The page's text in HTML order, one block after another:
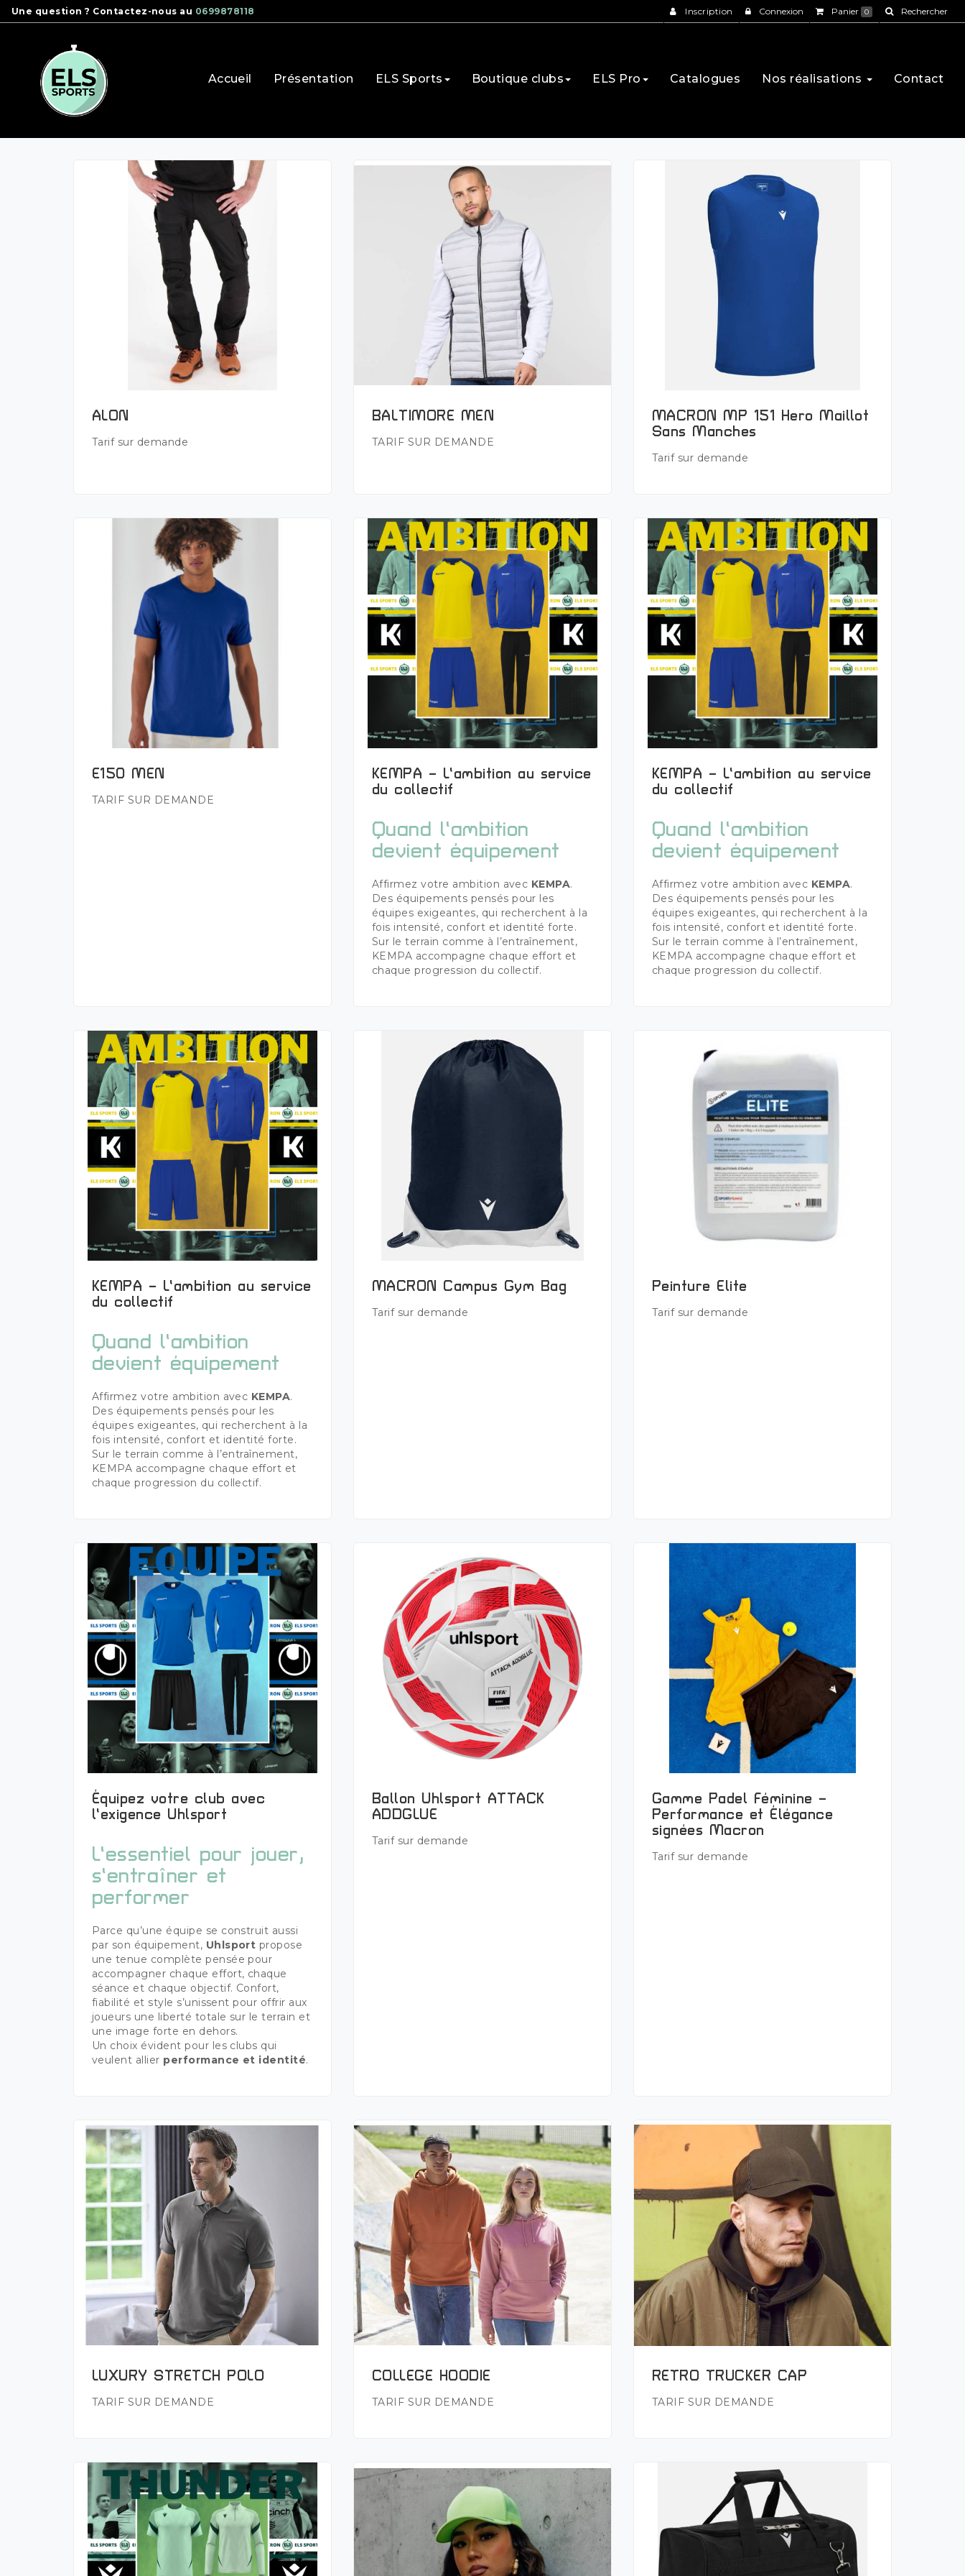
Panneau de gestion des cookies
Accueil Présentation ELS Sports Boutique clubs ELS Pro Catalogues Nos réalisations Contact
ALON
Tarif sur demande
Plus de détails
BALTIMORE MEN
TARIF SUR DEMANDE
Plus de détails
MACRON MP 151 Hero Maillot
Sans Manches
Tarif sur demande
E150 MEN
TARIF SUR DEMANDE
KEMPA – L’ambition au service
du collectif
Quand l’ambition
devient équipement
Affirmez votre ambition avec KEMPA.
Des équipements pensés pour les
équipes exigeantes, qui recherchent à la
fois intensité, confort et identité forte.
Sur le terrain comme à l’entraînement,
KEMPA accompagne chaque effort et
chaque progression du collectif.
Plus de détails
KEMPA – L’ambition au service
du collectif
Quand l’ambition
devient équipement
Affirmez votre ambition avec KEMPA.
Des équipements pensés pour les
équipes exigeantes, qui recherchent à la
fois intensité, confort et identité forte.
Sur le terrain comme à l’entraînement,
KEMPA accompagne chaque effort et
chaque progression du collectif.
Plus de détails
KEMPA – L’ambition au service
du collectif
Quand l’ambition
devient équipement
Affirmez votre ambition avec KEMPA.
Des équipements pensés pour les
équipes exigeantes, qui recherchent à la
fois intensité, confort et identité forte.
Sur le terrain comme à l’entraînement,
KEMPA accompagne chaque effort et
chaque progression du collectif.
Plus de détails
MACRON Campus Gym Bag
Tarif sur demande
Plus de détails
Peinture Elite
Tarif sur demande
Équipez votre club avec
l’exigence Uhlsport
L’essentiel pour jouer,
s’entraîner et
performer
Parce qu’une équipe se construit aussi
par son équipement, Uhlsport propose
une tenue complète pensée pour
accompagner chaque effort, chaque
séance et chaque objectif. Confort,
fiabilité et style s’unissent pour offrir aux
joueurs une liberté totale sur le terrain et
une image forte en dehors.
Un choix évident pour les clubs qui
veulent allier performance et identité.
Ballon Uhlsport ATTACK
ADDGLUE
Tarif sur demandePlus de détails
Gamme Padel Féminine –
Performance et Élégance
signées Macron
Tarif sur demande
LUXURY STRETCH POLO
TARIF SUR DEMANDE
Plus de détails
COLLEGE HOODIE
TARIF SUR DEMANDE
Plus de détails
RETRO TRUCKER CAP
TARIF SUR DEMANDE
Plus de détails
Une question ? Contactez-nous au 0699878118 Inscription Connexion Panier 0 Rechercher